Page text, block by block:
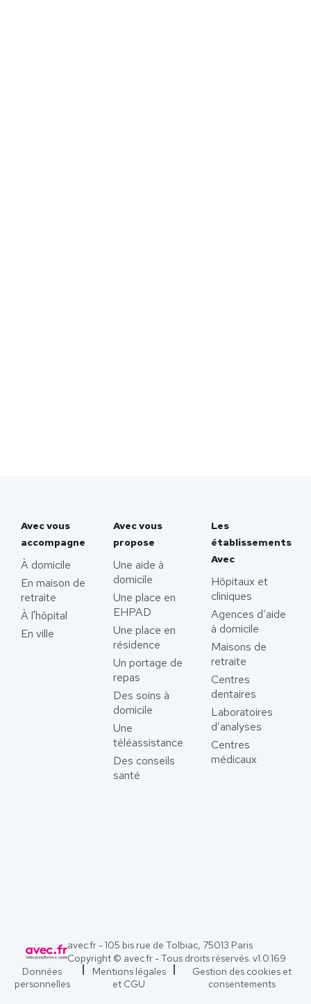
Avec vous
accompagne
À domicile
En maison de
retraite
À l'hôpital
En ville
Avec vous
propose
Une aide à
domicile
Une place en
EHPAD
Une place en
résidence
Un portage de
repas
Des soins à
domicile
Une
téléassistance
Des conseils
santé
Les
établissements
Avec
Hôpitaux et
cliniques
Agences d’aide
à domicile
Maisons de
retraite
Centres
dentaires
Laboratoires
d’analyses
Centres
médicaux
avec.fr - 105 bis rue de Tolbiac, 75013 Paris
Copyright © avec.fr - Tous droits réservés. v1.0.169
Données
personnelles
Mentions légales
et CGU
Gestion des cookies et
consentements